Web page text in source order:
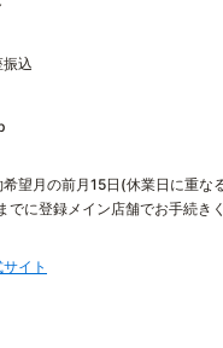
振込
希望月の前月15日(休業日に重な
でに登録メイン店舗でお手続き
イト